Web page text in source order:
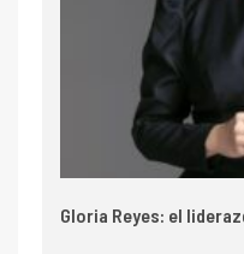
Gloria Reyes: el